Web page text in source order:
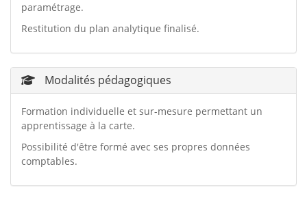
paramétrage.
Restitution du plan analytique finalisé.
Modalités pédagogiques
Formation individuelle et sur-mesure permettant un
apprentissage à la carte.
Possibilité d'être formé avec ses propres données
comptables.